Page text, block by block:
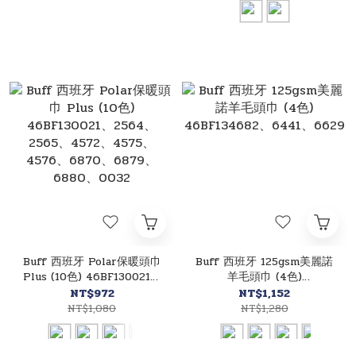
Buff 西班牙 Polar保暖頭巾
Plus (10色) 46BF130021、
2564、2565、4572、
4575、4576、6870、
6879、6880、0032
NT$972
NT$1,080
Buff 西班牙 125gsm美麗諾
羊毛頭巾 (4色)
46BF134682、6441、
6629
NT$1,152
NT$1,280